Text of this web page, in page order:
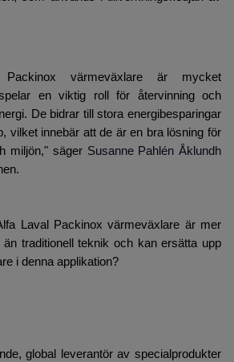
värmeväxlare är mycket
en viktig roll för återvinning och
De bidrar till stora energibesparingar
vilket innebär att de är en bra lösning för
miljön," säger Susanne Pahlén Åklundh
Laval Packinox värmeväxlare är mer
traditionell teknik och kan ersätta upp
i denna applikation?
global leverantör av specialprodukter